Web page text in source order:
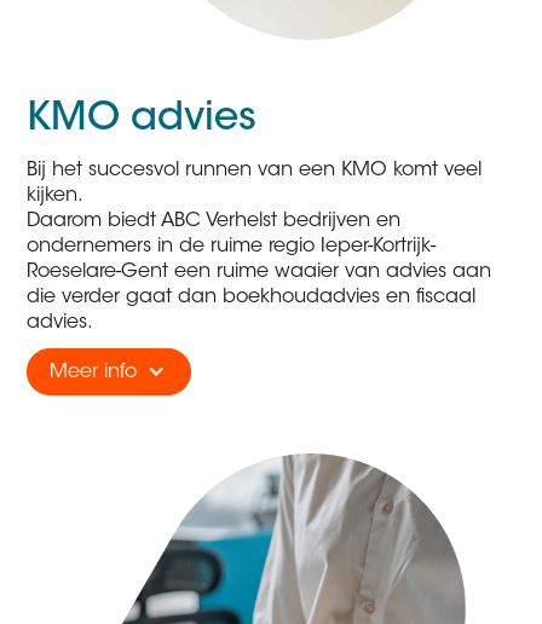
KMO advies
Bij het succesvol runnen van een KMO komt veel
kijken.
Daarom biedt ABC Verhelst bedrijven en
ondernemers in de ruime regio Ieper-Kortrijk-
Roeselare-Gent een ruime waaier van advies aan
die verder gaat dan boekhoudadvies en fiscaal
advies.
Meer info